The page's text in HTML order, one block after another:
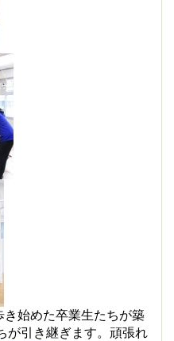
始めた卒業生たちが築
が引き継ぎます。頑張れ